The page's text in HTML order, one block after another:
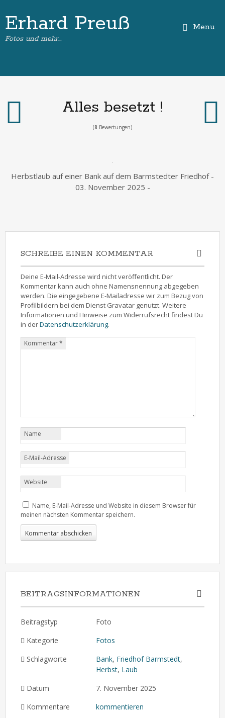
Erhard Preuß
Fotos und mehr…
Menu
Alles besetzt !
(8 Bewertungen)
Herbstlaub auf einer Bank auf dem Barmstedter Friedhof -
03. November 2025 -
SCHREIBE EINEN KOMMENTAR
Deine E-Mail-Adresse wird nicht veröffentlicht. Der
Kommentar kann auch ohne Namensnennung abgegeben
werden. Die eingegebene E-Mailadresse wir zum Bezug von
Profilbildern bei dem Dienst Gravatar genutzt. Weitere
Informationen und Hinweise zum Widerrufsrecht findest Du
in derDatenschutzerklärung.
Kommentar*
Name
E-Mail-Adresse
Website
Name, E-Mail-Adresse und Website in diesem Browser für
meinen nächsten Kommentar speichern.
BEITRAGSINFORMATIONEN
Beitragstyp
Foto
Kategorie
Fotos
Schlagworte
Bank, Friedhof Barmstedt,
Herbst, Laub
Datum
7. November 2025
Kommentare
kommentieren